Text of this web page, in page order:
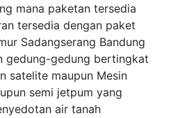
mana paketan tersedia
tersedia dengan paket
Sadangserang Bandung
gedung-gedung bertingkat
satelite maupun Mesin
semi jetpum yang
air tanah